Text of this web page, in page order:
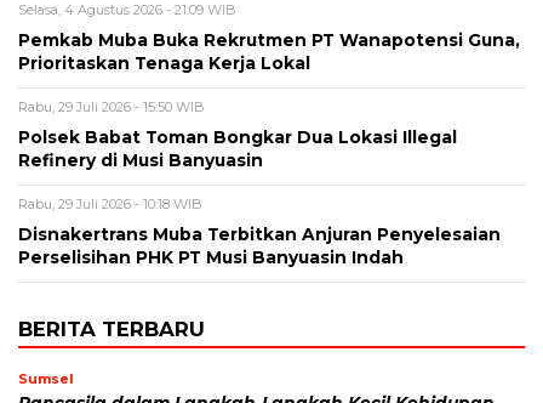
Selasa, 4 Agustus 2026 - 21:09 WIB
Pemkab Muba Buka Rekrutmen PT Wanapotensi Guna,
Prioritaskan Tenaga Kerja Lokal
Rabu, 29 Juli 2026 - 15:50 WIB
Polsek Babat Toman Bongkar Dua Lokasi Illegal
Refinery di Musi Banyuasin
Rabu, 29 Juli 2026 - 10:18 WIB
Disnakertrans Muba Terbitkan Anjuran Penyelesaian
Perselisihan PHK PT Musi Banyuasin Indah
BERITA TERBARU
Sumsel